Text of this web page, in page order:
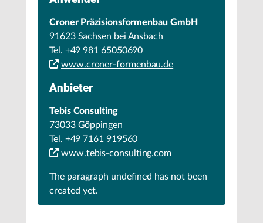
Croner Präzisionsformenbau GmbH
91623 Sachsen bei Ansbach
Tel. +49 981 65050690
www.croner-formenbau.de
Anbieter
Tebis Consulting
73033 Göppingen
Tel. +49 7161 919560
www.tebis-consulting.com
The paragraph undefined has not been
created yet.